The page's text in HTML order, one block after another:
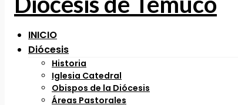
INICIO
Diócesis
Historia
Iglesia Catedral
Obispos de la Diócesis
Áreas Pastorales